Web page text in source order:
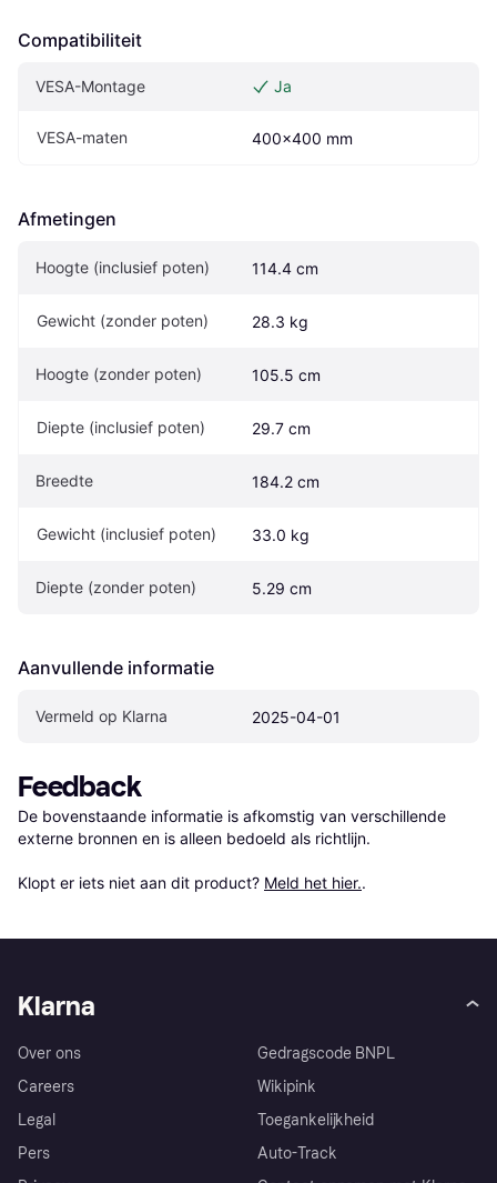
Compatibiliteit
VESA-Montage Ja
VESA-maten 400x400 mm
Afmetingen
Hoogte (inclusief poten) 114.4 cm
Gewicht (zonder poten) 28.3 kg
Hoogte (zonder poten) 105.5 cm
Diepte (inclusief poten) 29.7 cm
Breedte 184.2 cm
Gewicht (inclusief poten) 33.0 kg
Diepte (zonder poten) 5.29 cm
Aanvullende informatie
Vermeld op Klarna 2025-04-01
Feedback
De bovenstaande informatie is afkomstig van verschillende
externe bronnen en is alleen bedoeld als richtlijn.
Klopt er iets niet aan dit product? Meld het hier..
Klarna
Over ons
Careers
Legal
Pers
Gedragscode BNPL
Wikipink
Toegankelijkheid
Auto-Track